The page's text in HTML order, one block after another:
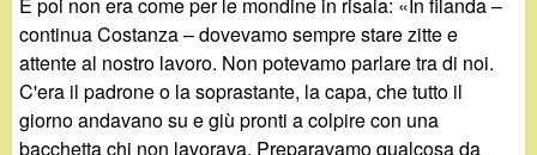
continua Costanza – dovevamo sempre stare zitte e
attente al nostro lavoro. Non potevamo parlare tra di noi.
C'era il padrone o la soprastante, la capa, che tutto il
giorno andavano su e giù pronti a colpire con una
bacchetta chi non lavorava. Preparavamo qualcosa da